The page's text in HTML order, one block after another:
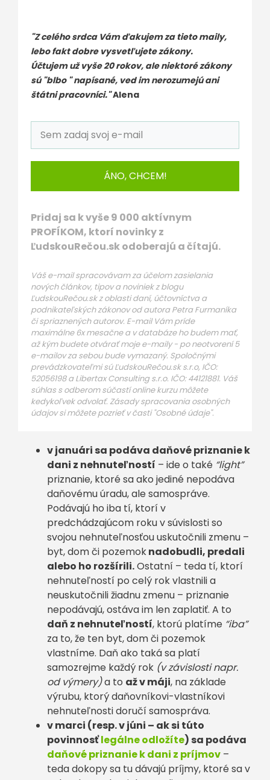
"Z celého srdca Vám ďakujem za tieto maily,
lebo fakt dobre vysvetľujete zákony.
Účtujem už vyše 20 rokov, ale niektoré zákony
sú "blbo " napísané, ved im nerozumejú ani
štátni pracovníci."Alena
ÁNO, CHCEM!
Pridaj sa k vyše 9 000 aktívnym
PROFÍKOM, ktorí novinky z
ĽudskouRečou.sk odoberajú a čítajú.
Váš e-mail spracovávam za účelom zasielania
nových článkov, tipov a noviniek z blogu
ĽudskouRečou.sk z oblasti daní, účtovníctva a
podnikateľských zákonov od autora Petra Furmaníka
či spriaznených autorov. E-mail Vám príde
maximálne 6x mesačne a v databáze ho budem mať,
až kým budete otvárať moje e-maily - po neotvorení 5
e-mailov za sebou bude vymazaný. Spoločnými
prevádzkovateľmi sú ĽudskouRečou.sk s.r.o, IČO:
52056198 a Libertax Consulting s.r.o. IČO: 44121881. Váš
súhlas s odberom súčastí online kurzu môžete
kedykoľvek odvolať. Zásady spracovania osobných
údajov si môžete pozrieť v časti "Osobné údaje".
v januári sa podáva daňové priznanie k
dani z nehnuteľností – ide o také “light”
priznanie, ktoré sa ako jediné nepodáva
daňovému úradu, ale samospráve.
Podávajú ho iba tí, ktorí v
predchádzajúcom roku v súvislosti so
svojou nehnuteľnosťou uskutočnili zmenu –
byt, dom či pozemoknadobudli, predali
alebo ho rozšírili.Ostatní – teda tí, ktorí
nehnuteľností po celý rok vlastnili a
neuskutočnili žiadnu zmenu – priznanie
nepodávajú, ostáva im len zaplatiť. A to
daň z nehnuteľností, ktorú platíme “iba”
za to, že ten byt, dom či pozemok
vlastníme. Daň ako taká sa platí
samozrejme každý rok (v závislosti napr.
od výmery)a to až v máji, na základe
výrubu, ktorý daňovníkovi-vlastníkovi
nehnuteľnosti doručí samospráva.
v marci (resp. v júni – ak si túto
povinnosťlegálne odložíte) sa podáva
daňové priznanie k dani z príjmov –
teda dokopy sa tu dávajú príjmy, ktoré sa v